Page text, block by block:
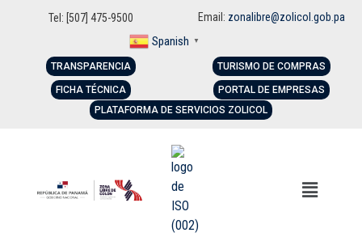
Tel: [507] 475-9500 Email: zonalibre@zolicol.gob.pa
Spanish ▼
TRANSPARENCIA
FICHA TÉCNICA
TURISMO DE COMPRAS
PORTAL DE EMPRESAS
PLATAFORMA DE SERVICIOS ZOLICOL